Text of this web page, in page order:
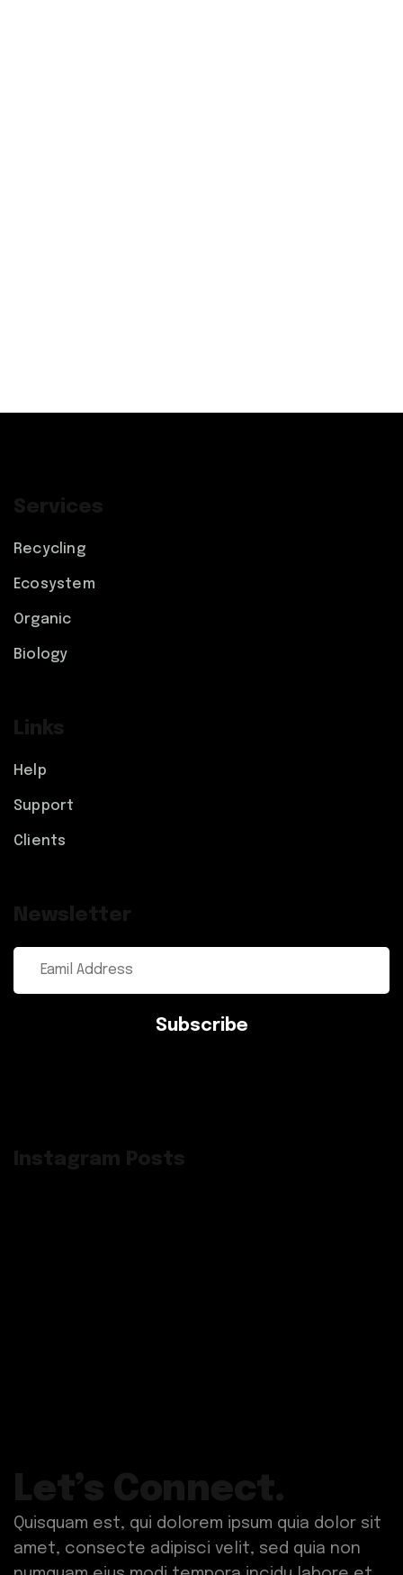
Services
Recycling
Ecosystem
Organic
Biology
Links
Help
Support
Clients
Newsletter
Subscribe
Instagram Posts
Let’s Connect.
Quisquam est, qui dolorem ipsum quia dolor sit
amet, consecte adipisci velit, sed quia non